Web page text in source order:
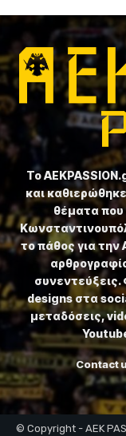
Το
και
θέματα
το πάθος για
designs στα
μεταδόσεις,
Contact
© Copyright - AEK